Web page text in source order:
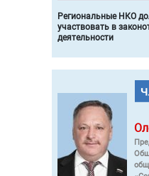
Региональные НКО
участвовать в
деятельности